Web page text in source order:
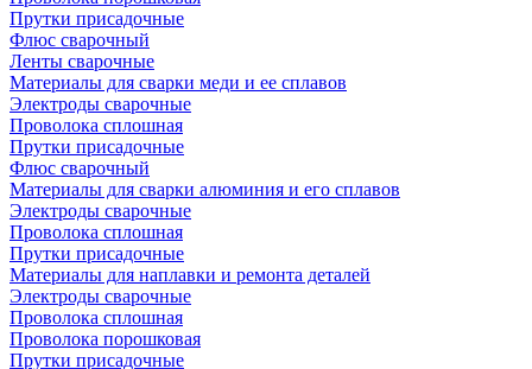
Прутки присадочные
Флюс сварочный
Ленты сварочные
Материалы для сварки меди и ее сплавов
Электроды сварочные
Проволока сплошная
Прутки присадочные
Флюс сварочный
Материалы для сварки алюминия и его сплавов
Электроды сварочные
Проволока сплошная
Прутки присадочные
Материалы для наплавки и ремонта деталей
Электроды сварочные
Проволока сплошная
Проволока порошковая
Прутки присадочные